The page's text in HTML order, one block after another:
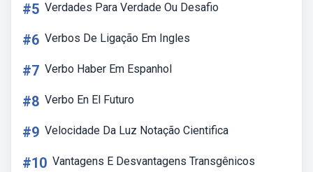
#5 Verdades Para Verdade Ou Desafio
#6 Verbos De Ligação Em Ingles
#7 Verbo Haber Em Espanhol
#8 Verbo En El Futuro
#9 Velocidade Da Luz Notação Cientifica
#10 Vantagens E Desvantagens Transgênicos